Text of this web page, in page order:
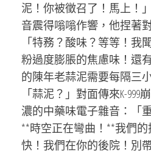
泥！你被徵召了！馬上！
音震得嗡嗡作響，他捏著
「特務？酸味？等等！我
粉過度膨脹的焦慮味！還
的陳年老蒜泥需要每隔三
「蒜泥？」對面傳來K-
濃的中藥味電子雜音：「
**時空正在彎曲！**我們的
快！我們在你的後院！別